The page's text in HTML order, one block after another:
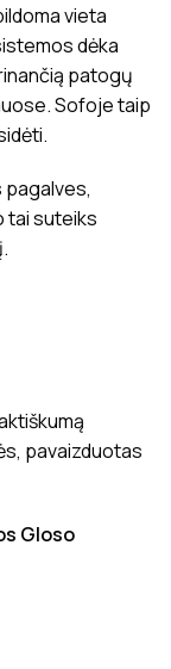
vieta
dėka
patogų
Sofoje taip
tai suteiks
pavaizduotas
Gloso